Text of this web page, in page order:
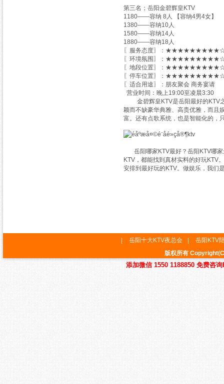
第三名；岳阳金碧辉皇KTV
1180——容纳 8人 【容纳4男4女】
1380——容纳10人
1580——容纳14人
1880——容纳18人
〖服务态度〗：
〖环境氛围〗：
〖地段位置〗：
〖停车位置〗：
〖适合用途〗：朋友聚会 商务宴请
营业时间：晚上19:00至凌晨3:30
金碧辉皇KTV是岳阳最好的KTV之
颖而不缺豪华典雅、高贵优雅，而且
富。还有点歌系统，也是智能化的，
岳阳哪家KTV最好？岳阳KTV哪家
KTV，都能找到真材实料的好玩KTV
安排到最好玩的KTV。做娱乐，我们
版权所有
添加微信 1550 1188850 免费咨
岳阳十大KTV夜总会 岳阳KTV